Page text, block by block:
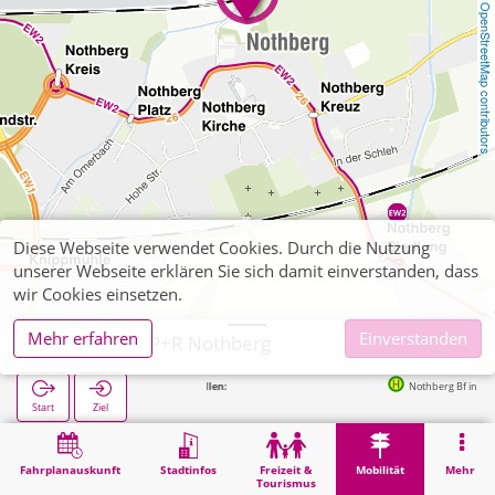
OpenStreetMap contributors
Fahrplanauskunft Stadtinfos
Freizeit &
Tourismus
Mobilität Mehr
Eschweiler, P+R Nothberg
Start Ziel
Nächste Haltestellen: Nothberg Bf in 24m
Mobilität Eschweiler, P+R Nothberg
Diese Webseite verwendet Cookies. Durch die Nutzung
unserer Webseite erklären Sie sich damit einverstanden, dass
wir Cookies einsetzen.
Mehr erfahren
Einverstanden